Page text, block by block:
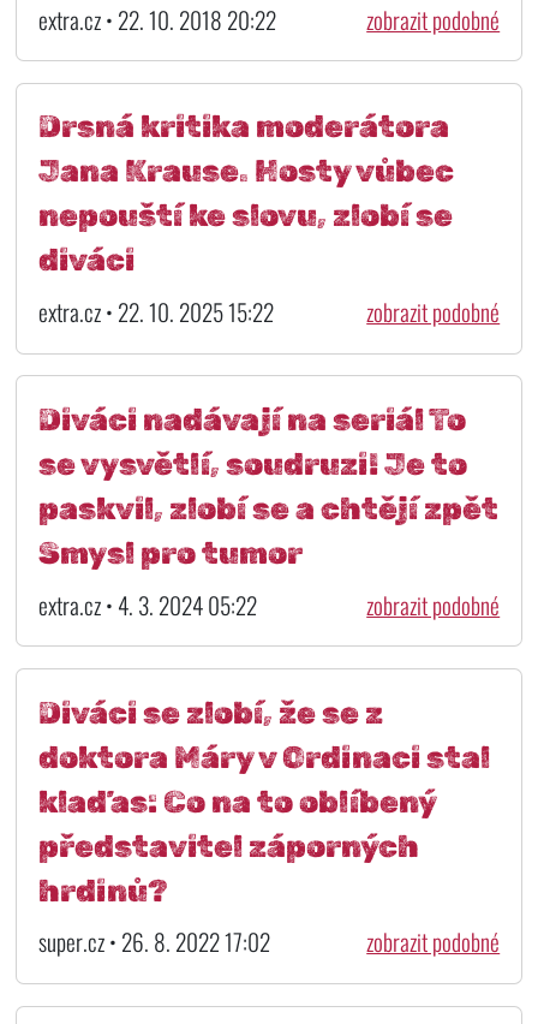
extra.cz • 22. 10. 2018 20:22 zobrazit podobné
Drsná kritika moderátora
Jana Krause. Hosty vůbec
nepouští ke slovu, zlobí se
diváci
extra.cz • 22. 10. 2025 15:22 zobrazit podobné
Diváci nadávají na seriál To
se vysvětlí, soudruzi! Je to
paskvil, zlobí se a chtějí zpět
Smysl pro tumor
extra.cz • 4. 3. 2024 05:22 zobrazit podobné
Diváci se zlobí, že se z
doktora Máry v Ordinaci stal
klaďas: Co na to oblíbený
představitel záporných
hrdinů?
super.cz • 26. 8. 2022 17:02 zobrazit podobné